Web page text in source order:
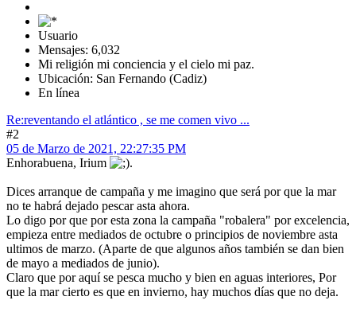
Usuario
Mensajes: 6,032
Mi religión mi conciencia y el cielo mi paz.
Ubicación: San Fernando (Cadiz)
En línea
Re:reventando el atlántico , se me comen vivo ...
#2
05 de Marzo de 2021, 22:27:35 PM
Enhorabuena, Irium
.
Dices arranque de campaña y me imagino que será por que la mar
no te habrá dejado pescar asta ahora.
Lo digo por que por esta zona la campaña "robalera" por excelencia,
empieza entre mediados de octubre o principios de noviembre asta
ultimos de marzo. (Aparte de que algunos años también se dan bien
de mayo a mediados de junio).
Claro que por aquí se pesca mucho y bien en aguas interiores, Por
que la mar cierto es que en invierno, hay muchos días que no deja.